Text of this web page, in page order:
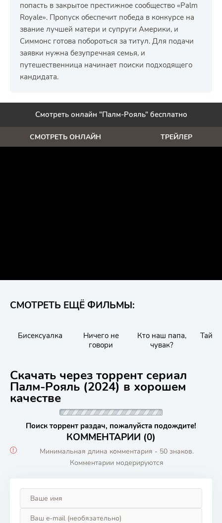
попасть в закрытое престижное сообщество «Palm
Royale». Пропуск обеспечит победа в конкурсе на
звание лучшей матери и супруги Америки, и
Симмонс готова побороться за титул. Для подачи
заявки нужна безупречная семья, и
путешественница начинает поиски подходящего
кандидата.
Смотреть онлайн "Палм-Рояль" бесплатно
СМОТРЕТЬ ОНЛАЙН ТРЕЙЛЕР
СМОТРЕТЬ ЕЩЁ ФИЛЬМЫ:
Бисексуалка
Ничего не
говори
Кто наш папа,
чувак?
Скачать через торрент сериал
Палм-Рояль (2024) в хорошем
качестве
Поиск торрент раздач, пожалуйста подождите!
КОММЕНТАРИИ (0)
Минимальная длина комментария - 50 знаков.
Комментарии модерируются